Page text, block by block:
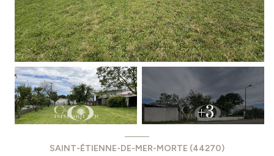
+3
SAINT-ÉTIENNE-DE-MER-MORTE (44270)